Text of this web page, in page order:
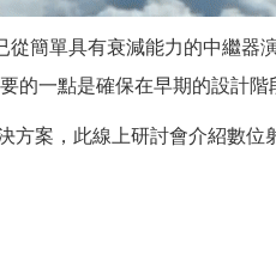
簡單具有衰減能力的中繼
一點是確保在早期的設計階
案，此線上研討會介紹數